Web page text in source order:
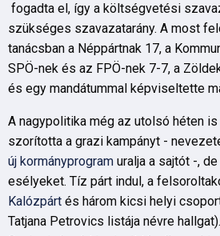
fogadta el, így a költségvetési
szükséges szavazatarány. A most
tanácsban a Néppártnak 17, a
SPÖ-nek és az FPÖ-nek 7-7, a
és egy mandátummal képviseltette
A nagypolitika még az utolsó héten
szorította a grazi kampányt -
új kormányprogram uralja a sajtót -,
esélyeket. Tíz párt indul, a
Kalózpárt és három kicsi helyi
Tatjana Petrovics listája névre